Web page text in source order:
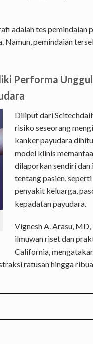
adalah tes pemindaian
Namun, pemindaian
Performa
Diliput dari
risiko seseorang
kanker payudara
model klinis
dilaporkan sendiri
tentang pasien,
penyakit keluarga,
kepadatan payudara.
Vignesh A. Arasu, MD,
ilmuwan riset dan
California,
ratusan hingga